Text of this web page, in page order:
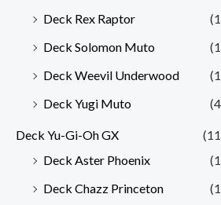
Deck Rex Raptor
Deck Solomon Muto
Deck Weevil Underwood
Deck Yugi Muto
Deck Yu-Gi-Oh GX
Deck Aster Phoenix
Deck Chazz Princeton